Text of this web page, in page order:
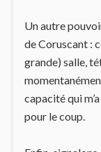
Un autre
de Coruscant :
grande) salle,
capacité qui
pour le coup.